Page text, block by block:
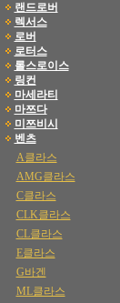
랜드로버
렉서스
로버
로터스
롤스로이스
링컨
마세라티
마쯔다
미쯔비시
벤츠
A클라스
AMG클라스
C클라스
CLK클라스
CL클라스
E클라스
G바겐
ML클라스